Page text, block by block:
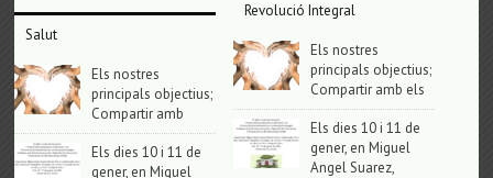
Salut
Els nostres
principals objectius;
Compartir amb
Els dies 10 i 11 de
gener, en Miguel
Revolució Integral
Els nostres
principals objectius;
Compartir amb els
Els dies 10 i 11 de
gener, en Miguel
Angel Suarez,